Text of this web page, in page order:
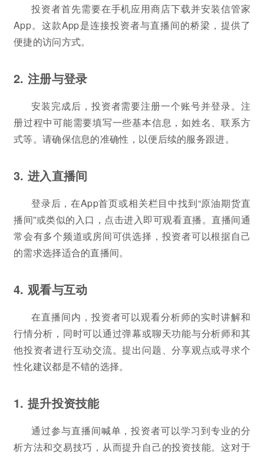
投资者首先需要在手机应用商店下载并安装信管家
App。这款App是连接投资者与直播间的桥梁，提供了
便捷的访问方式。
2. 注册与登录
安装完成后，投资者需要注册一个账号并登录。注
册过程中可能需要填写一些基本信息，如姓名、联系方
式等。请确保信息的准确性，以便后续的服务跟进。
3. 进入直播间
登录后，在App首页或相关栏目中找到“原油期货直
播间”或类似的入口，点击进入即可观看直播。直播间通
常会有多个频道或房间可供选择，投资者可以根据自己
的需求选择适合的直播间。
4. 观看与互动
在直播间内，投资者可以观看分析师的实时讲解和
行情分析，同时可以通过弹幕或聊天功能与分析师和其
他投资者进行互动交流。提出问题、分享观点或寻求个
性化建议都是不错的选择。
1. 提升投资技能
通过参与直播间喊单，投资者可以学习到专业的分
析方法和交易技巧，从而提升自己的投资技能。这对于